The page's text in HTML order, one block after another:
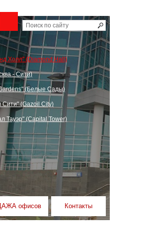
офисов Контакты
Холл" (Diamond Hall)
- Сити)
(Белые Сады)
Сити" (Gazoil City)
Тауэр" (Capital Tower)